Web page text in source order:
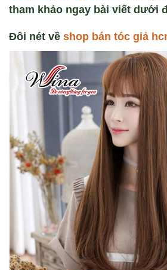
tham khảo ngay bài viết dưới
Đôi nét về shop bán tóc giả